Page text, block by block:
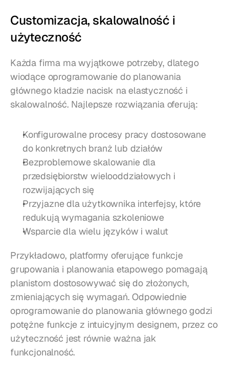
Customizacja, skalowalność i
użyteczność
Każda firma ma wyjątkowe potrzeby, dlatego
wiodące oprogramowanie do planowania
głównego kładzie nacisk na elastyczność i
skalowalność. Najlepsze rozwiązania oferują:
Konfigurowalne procesy pracy dostosowane
do konkretnych branż lub działów
Bezproblemowe skalowanie dla
przedsiębiorstw wielooddziałowych i
rozwijających się
Przyjazne dla użytkownika interfejsy, które
redukują wymagania szkoleniowe
Wsparcie dla wielu języków i walut
Przykładowo, platformy oferujące funkcje
grupowania i planowania etapowego pomagają
planistom dostosowywać się do złożonych,
zmieniających się wymagań. Odpowiednie
oprogramowanie do planowania głównego godzi
potężne funkcje z intuicyjnym designem, przez co
użyteczność jest równie ważna jak
funkcjonalność.